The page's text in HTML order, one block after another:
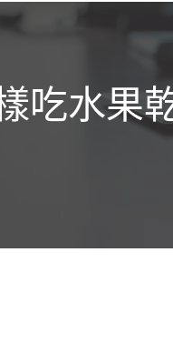
樣吃水果